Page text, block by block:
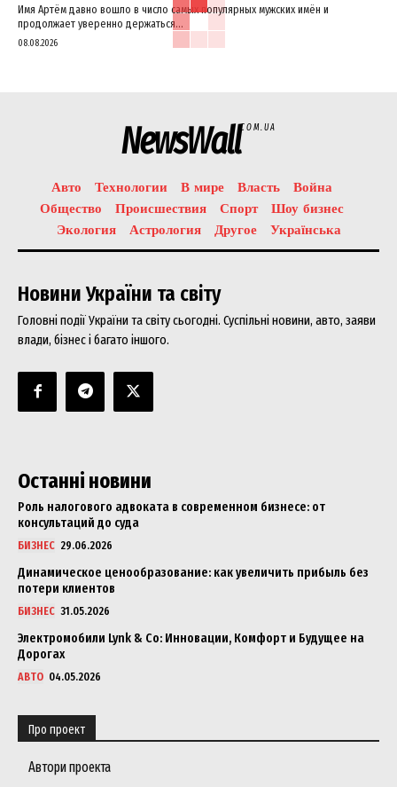
Имя Артём давно вошло в число самых популярных мужских имён и
продолжает уверенно держаться...
08.08.2026
NewsWallCOM.UA
Авто Технологии В мире Власть
Война
Общество
Происшествия Спорт
Шоу бизнес
Экология
Астрология Другое Українська
Новини України та світу
Головні події України та світу сьогодні. Суспільні новини, авто, заяви
влади, бізнес і багато іншого.
Останні новини
Роль налогового адвоката в современном бизнесе: от
консультаций до суда
БИЗНЕС 29.06.2026
Динамическое ценообразование: как увеличить прибыль без
потери клиентов
БИЗНЕС 31.05.2026
Электромобили Lynk & Co: Инновации, Комфорт и Будущее на
Дорогах
АВТО 04.05.2026
Про проект
Автори проекта